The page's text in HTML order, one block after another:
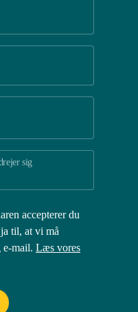
sig
accepterer du
til, at vi må
e-mail. Læs vores